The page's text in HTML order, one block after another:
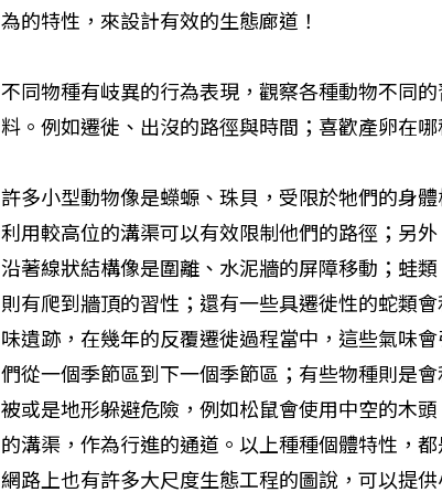
為的特性，來設計有效的生態廊道！
不同物種有岐異的行為表現，觀察各種動物不同
料。例如遷徙、出沒的路徑與時間；喜歡產卵在
許多小型動物像是蠑螈、珠貝，受限於牠們的身體
利用較高位的溝渠可以有效限制他們的路徑；另
沿著線狀結構像是圍離、水泥牆的屏障移動；蛙類
則有爬到牆頂的習性；還有一些具遷徙性的蛇類
味遺跡，在幾年的反覆遷徙過程當中，這些氣味
們從一個季節區到下一個季節區；有些物種則是會
被或是地形躲避危險，例如松鼠會使用中空的木
的溝渠，作為行進的通道。以上種種個體特性，
網路上也有許多大尺度生態工程的圖說，可以提